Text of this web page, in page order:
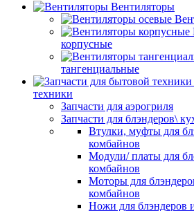
Вентиляторы
корпусные
тангенциальные
техники
Запчасти для аэрогриля
Запчасти для блэндеров\
Втулки, муфты для
комбайнов
Модули/ платы для
комбайнов
Моторы для
комбайнов
Ножи для блэндеров